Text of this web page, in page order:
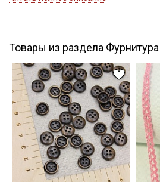
Товары из раздела Фурнитура